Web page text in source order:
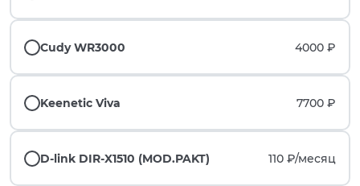
Cudy WR3000 4000 ₽
Keenetic Viva 7700 ₽
D-link DIR-X1510 (MOD.PAKT) 110 ₽/месяц